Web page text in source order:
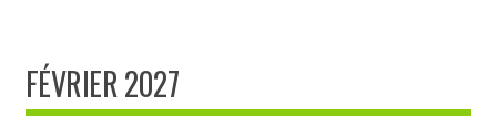
FÉVRIER 2027